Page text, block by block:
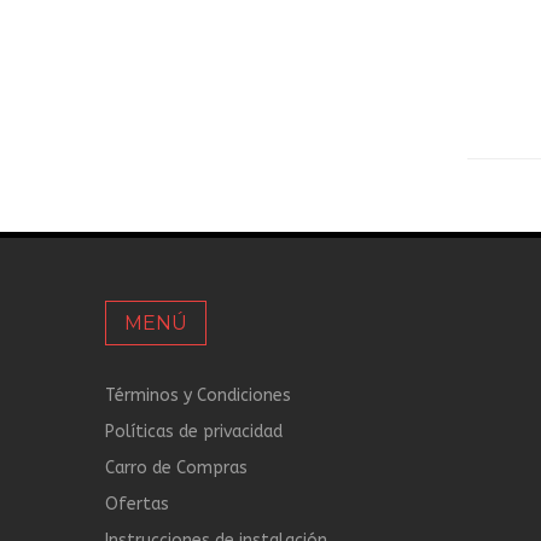
MENÚ
Términos y Condiciones
Políticas de privacidad
Carro de Compras
Ofertas